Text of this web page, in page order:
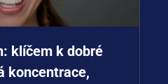
klíčem k dobré
koncentrace,